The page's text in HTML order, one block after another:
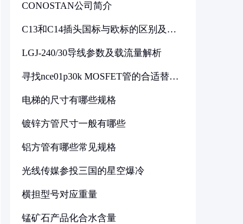
CONOSTAN公司简介
C13和C14插头国标与欧标的区别及其
LGJ-240/30导线参数及载流量解析
寻找nce01p30k MOSFET管的合适替代
电梯的尺寸有哪些规格
镀锌方管尺寸一般有哪些
铝方管有哪些常见规格
光线传媒参投三国的星空爆冷
横担型号对应重量
锰矿石产品化合水含量